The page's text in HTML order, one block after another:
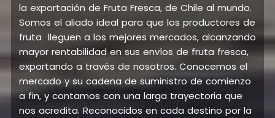
la exportación de Fruta Fresca, de Chile al mundo.
Somos el aliado ideal para que los productores de
fruta lleguen a los mejores mercados, alcanzando
mayor rentabilidad en sus envíos de fruta fresca,
exportando a través de nosotros. Conocemos el
mercado y su cadena de suministro de comienzo
a fin, y contamos con una larga trayectoria que
nos acredita. Reconocidos en cada destino por la